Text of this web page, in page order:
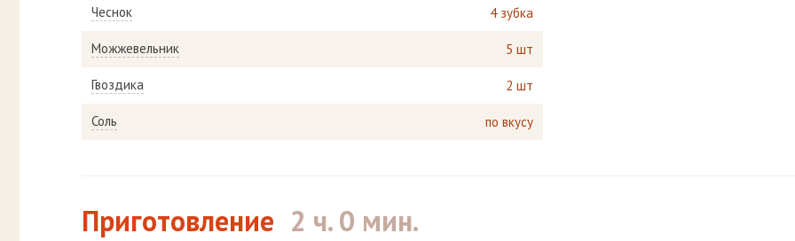
Чеснок 4 зубка
Можжевельник 5 шт
Гвоздика 2 шт
Соль по вкусу
Приготовление 2 ч. 0 мин.